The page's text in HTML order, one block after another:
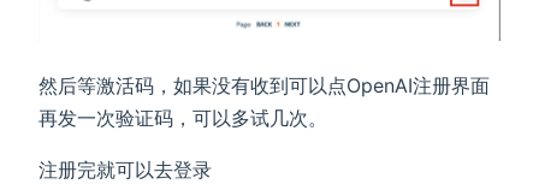
然后等激活码，如果没有收到可以点OpenAI注册界面
再发一次验证码，可以多试几次。
注册完就可以去登录